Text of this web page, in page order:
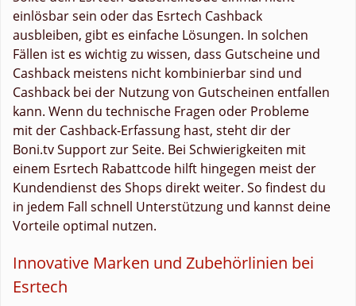
einlösbar sein oder das Esrtech Cashback
ausbleiben, gibt es einfache Lösungen. In solchen
Fällen ist es wichtig zu wissen, dass Gutscheine und
Cashback meistens nicht kombinierbar sind und
Cashback bei der Nutzung von Gutscheinen entfallen
kann. Wenn du technische Fragen oder Probleme
mit der Cashback-Erfassung hast, steht dir der
Boni.tv Support zur Seite. Bei Schwierigkeiten mit
einem Esrtech Rabattcode hilft hingegen meist der
Kundendienst des Shops direkt weiter. So findest du
in jedem Fall schnell Unterstützung und kannst deine
Vorteile optimal nutzen.
Innovative Marken und Zubehörlinien bei
Esrtech